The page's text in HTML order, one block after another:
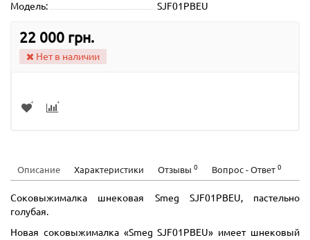
Модель:
SJF01PBEU
22 000 грн.
Нет в наличии
Описание Характеристики Отзывы 0 Вопрос - Ответ 0
Соковыжималка шнековая Smeg SJF01PBEU, пастельно
голубая.
Новая соковыжималка «Smeg SJF01PBEU» имеет шнековый